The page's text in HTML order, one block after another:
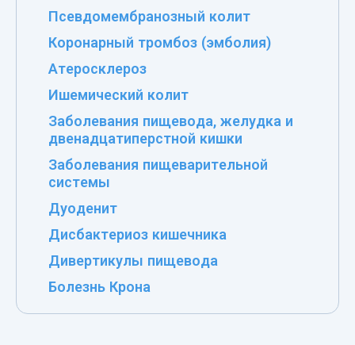
Псевдомембранозный колит
Коронарный тромбоз (эмболия)
Атеросклероз
Ишемический колит
Заболевания пищевода, желудка и
двенадцатиперстной кишки
Заболевания пищеварительной
системы
Дуоденит
Дисбактериоз кишечника
Дивертикулы пищевода
Болезнь Крона